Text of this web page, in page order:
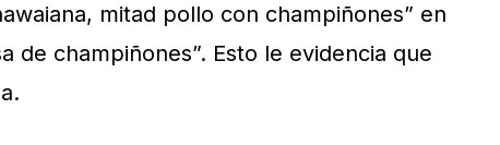
mitad pollo con champiñones” en
de champiñones”. Esto le evidencia que